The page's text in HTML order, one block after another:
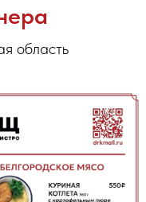
область